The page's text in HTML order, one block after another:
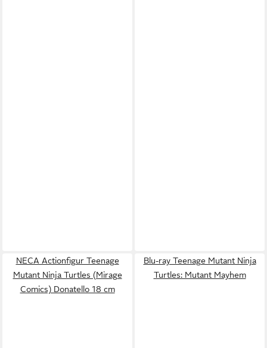
NECA Actionfigur Teenage
Mutant Ninja Turtles (Mirage
Comics) Donatello 18 cm
Blu-ray Teenage Mutant Ninja
Turtles: Mutant Mayhem